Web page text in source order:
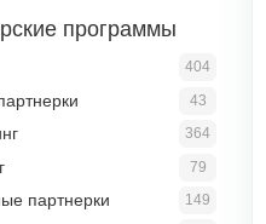
программы
404
43
364
79
149
партнерки